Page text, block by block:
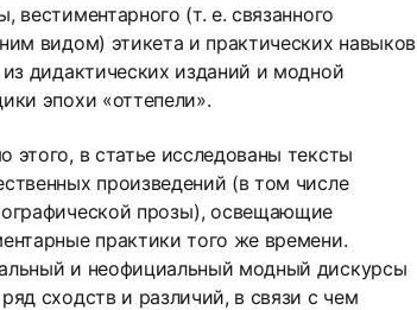
вестиментарного (т. е. связанного
видом) этикета и практических навыков
дидактических изданий и модной
эпохи «оттепели».
этого, в статье исследованы тексты
произведений (в том числе
прозы), освещающие
практики того же времени.
и неофициальный модный дискурсы
сходств и различий, в связи с чем